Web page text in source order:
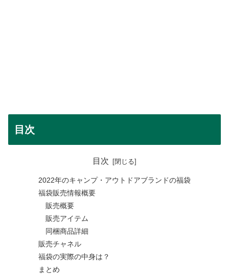
目次
目次
2022年のキャンプ・アウトドアブランドの福袋
福袋販売情報概要
販売概要
販売アイテム
同梱商品詳細
販売チャネル
福袋の実際の中身は？
まとめ